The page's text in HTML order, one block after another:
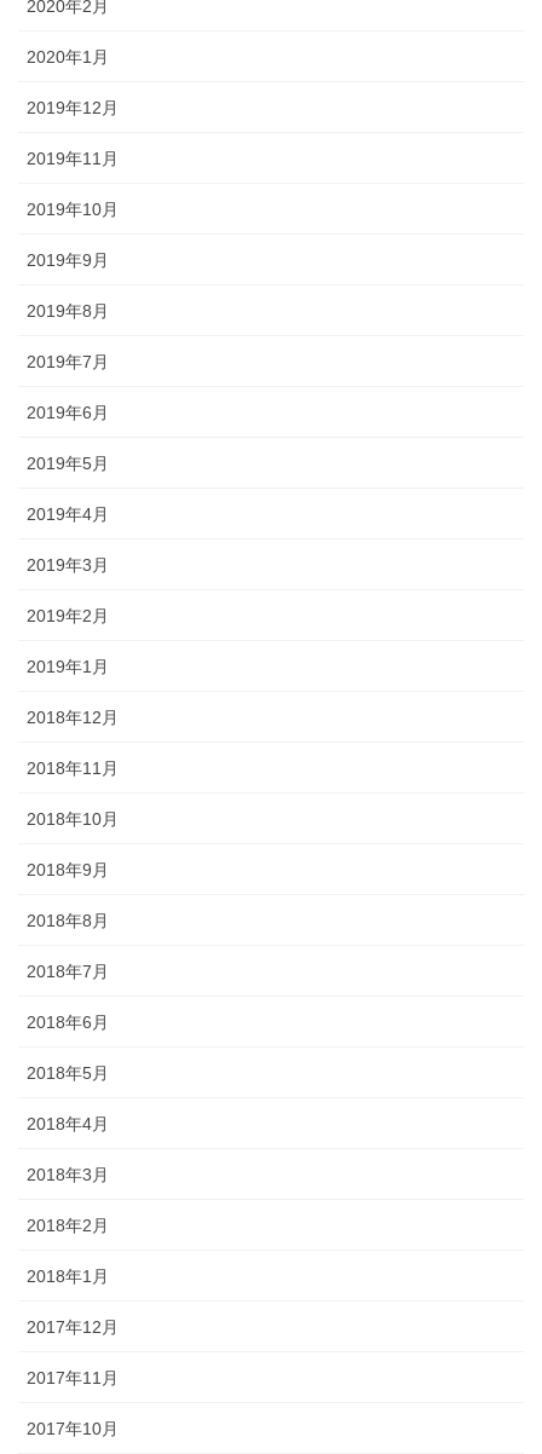
2020年2月
2020年1月
2019年12月
2019年11月
2019年10月
2019年9月
2019年8月
2019年7月
2019年6月
2019年5月
2019年4月
2019年3月
2019年2月
2019年1月
2018年12月
2018年11月
2018年10月
2018年9月
2018年8月
2018年7月
2018年6月
2018年5月
2018年4月
2018年3月
2018年2月
2018年1月
2017年12月
2017年11月
2017年10月